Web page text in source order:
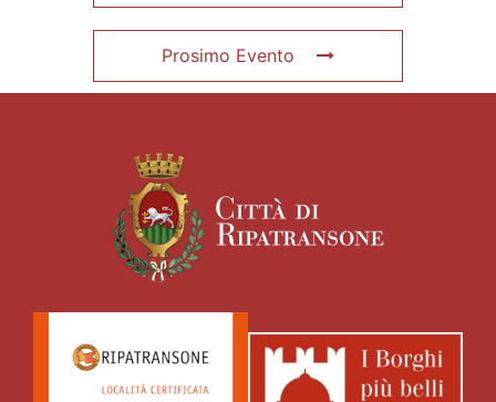
Prosimo Evento